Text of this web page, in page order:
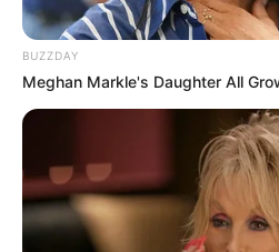
BUZZDAY
Meghan Markle's Daughter All